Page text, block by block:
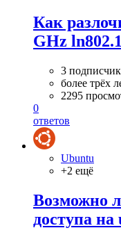
Как
GHz
3
более трёх
2295
0
ответов
Ubuntu
+2 ещё
Возможно
доступа на